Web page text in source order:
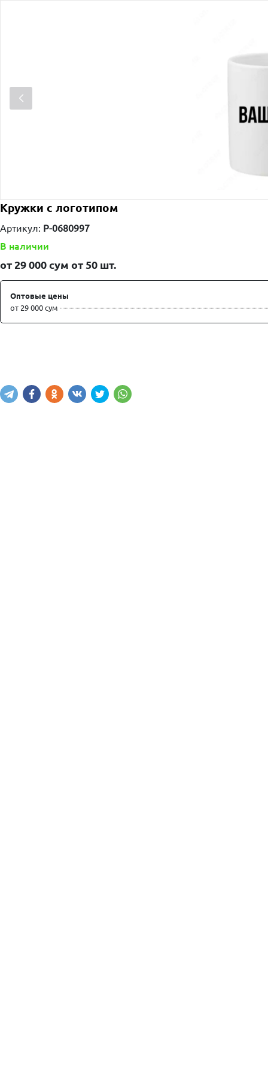
Кружки с логотипом
Артикул: P-0680997
В наличии
от 29 000 сум от 50 шт.
Оптовые цены
от 29 000 сум